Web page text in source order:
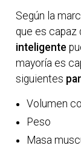
Según la
que es capaz
inteligente
mayoría es
siguientes
Volumen
Peso
Masa